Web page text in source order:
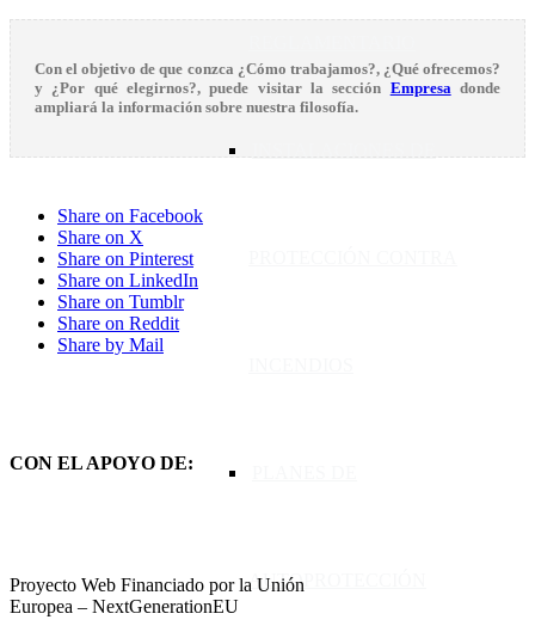
AUTOPROTECCIÓN
Con el objetivo de que conzca ¿Cómo trabajamos?, ¿Qué ofrecemos?
y ¿Por qué elegirnos?, puede visitar la sección Empresa donde
ampliará la información sobre nuestra filosofía.
Share on Facebook
Share on X
Share on Pinterest
Share on LinkedIn
Share on Tumblr
Share on Reddit
Share by Mail
CON EL APOYO DE:
Proyecto Web Financiado por la Unión
Europea – NextGenerationEU